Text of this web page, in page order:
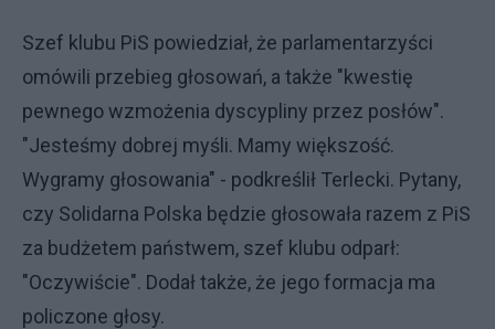
Szef klubu PiS powiedział, że parlamentarzyści
omówili przebieg głosowań, a także "kwestię
pewnego wzmożenia dyscypliny przez posłów".
"Jesteśmy dobrej myśli. Mamy większość.
Wygramy głosowania" - podkreślił Terlecki. Pytany,
czy Solidarna Polska będzie głosowała razem z PiS
za budżetem państwem, szef klubu odparł:
"Oczywiście". Dodał także, że jego formacja ma
policzone głosy.